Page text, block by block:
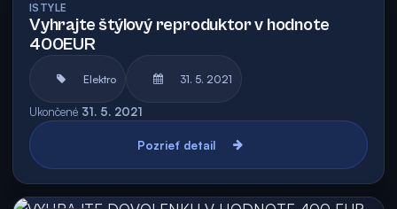
ISTYLE
Vyhrajte štýlový reproduktor v hodnote
400EUR
Elektro 31. 5. 2021
Ukončené 31. 5. 2021
Pozrieť detail